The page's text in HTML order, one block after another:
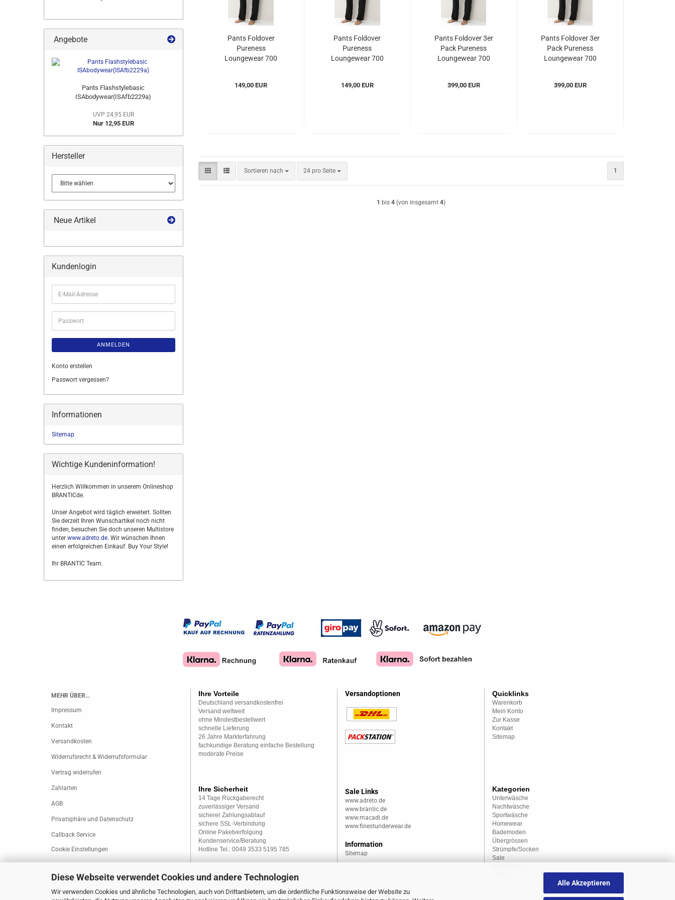
Diese Webseite verwendet Cookies und andere Technologien
Wir verwenden Cookies und ähnliche Technologien, auch von Drittanbietern, um die ordentliche Funktionsweise der Website zu
Alle Akzeptieren
Pants Foldover
Pureness
Loungewear 700
149,00 EUR
Pants Foldover
Pureness
Loungewear 700
149,00 EUR
Pants Foldover 3er
Pack Pureness
Loungewear 700
399,00 EUR
Pants Foldover 3er
Pack Pureness
Loungewear 700
399,00 EUR
Sortieren nach
Sortieren nach 24 pro Seite
pro Seite 1
1 bis 4(von insgesamt 4)
Angebote
Pants Flashstylebasic
ISAbodywear(ISAfb2229a)
UVP 24,95 EUR
Nur 12,95 EUR
Hersteller
Neue Artikel
Kundenlogin
E-
Mail-
Adresse
Passwort
ANMELDEN
Konto erstellen
Passwort vergessen?
Informationen
Sitemap
Wichtige Kundeninformation!
Herzlich Willkommen in unserem Onlineshop
BRANTICde.
Unser Angebot wird täglich erweitert. Sollten
Sie derzeit Ihren Wunschartikel noch nicht
finden, besuchen Sie doch unseren Multistore
unter www.adreto.de. Wir wünschen Ihnen
einen erfolgreichen Einkauf. Buy Your Style!
Ihr BRANTIC Team.
MEHR ÜBER...
Impressum
Kontakt
Versandkosten
Widerrufsrecht & Widerrufsformular
Vertrag widerrufen
Zahlarten
AGB
Privatsphäre und Datenschutz
Callback Service
Cookie Einstellungen
Ihre Vorteile
Deutschland versandkostenfrei
Versand weltweit
ohne Mindestbestellwert
schnelle Lieferung
26 Jahre Markterfahrung
fachkundige Beratung einfache Bestellung
moderate Preise
Ihre Sicherheit
14 Tage Rückgaberecht
zuverlässiger Versand
sicherer Zahlungsablauf
sichere SSL-Verbindung
Online Paketverfolgung
Kundenservice/Beratung
Hotline Tel.: 0049 3533 5195 785
Versandoptionen
Sale Links
www.adreto.de
www.brantic.de
www.macadi.de
www.finestunderwear.de
Information
Sitemap
Quicklinks
Warenkorb
Mein Konto
Zur Kasse
Kontakt
Sitemap
Kategorien
Unterwäsche
Nachtwäsche
Sportwäsche
Homewear
Bademoden
Übergrössen
Strümpfe/Socken
Sale